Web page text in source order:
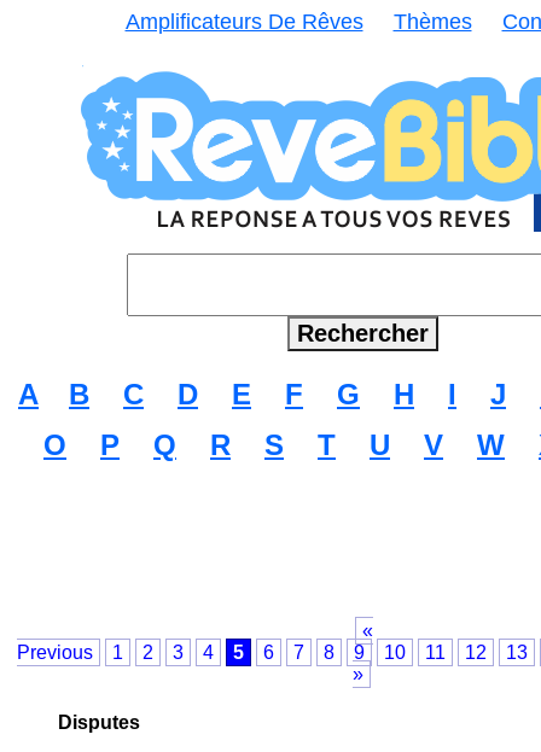
Amplificateurs De Rêves Thèmes
A B C D E F G H I J
O
P Q R S T U V W
«
Previous
1 2 3 4 5 6 7 8 9 10 11 12
13
»
Disputes